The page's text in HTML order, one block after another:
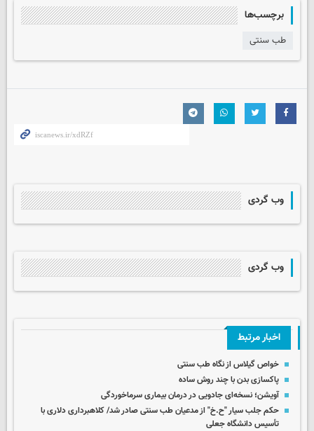
برچسب‌ها
طب سنتی
وب گردی
وب گردی
اخبار مرتبط
خواص گیلاس از نگاه طب سنتی
پاکسازی بدن با چند روش‌ ساده
آویشن؛ نسخەای جادویی در درمان بیماری سرماخوردگی
حکم جلب سیار "ح.خ" از مدعیان طب سنتی صادر شد/ کلاهبرداری دلاری با
تأسیس دانشگاه جعلی